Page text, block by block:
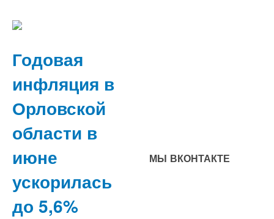
Годовая
инфляция в
Орловской
области в
июне
ускорилась
до 5,6%
МЫ ВКОНТАКТЕ